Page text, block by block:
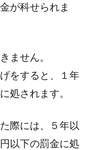
が科せられま
ません。
をすると、１年
処されます。
際には、５年以
以下の罰金に処